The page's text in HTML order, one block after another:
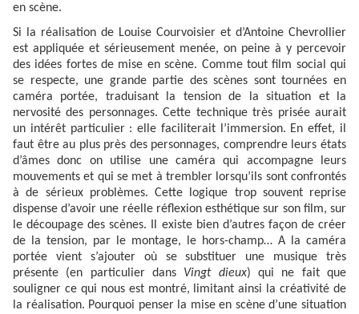
en scène.
Si la réalisation de Louise Courvoisier et d’Antoine Chevrollier
est appliquée et sérieusement menée, on peine à y percevoir
des idées fortes de mise en scène. Comme tout film social qui
se respecte, une grande partie des scènes sont tournées en
caméra portée, traduisant la tension de la situation et la
nervosité des personnages. Cette technique très prisée aurait
un intérêt particulier : elle faciliterait l’immersion. En effet, il
faut être au plus près des personnages, comprendre leurs états
d’âmes donc on utilise une caméra qui accompagne leurs
mouvements et qui se met à trembler lorsqu’ils sont confrontés
à de sérieux problèmes. Cette logique trop souvent reprise
dispense d’avoir une réelle réflexion esthétique sur son film, sur
le découpage des scènes. Il existe bien d’autres façon de créer
de la tension, par le montage, le hors-champ… A la caméra
portée vient s’ajouter où se substituer une musique très
présente (en particulier dans Vingt dieux) qui ne fait que
souligner ce qui nous est montré, limitant ainsi la créativité de
la réalisation. Pourquoi penser la mise en scène d’une situation